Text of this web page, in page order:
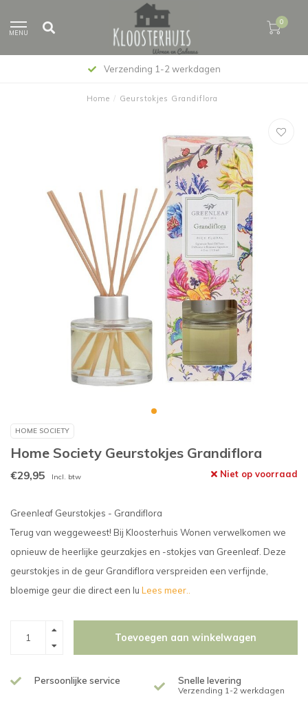
MENU
0
Verzending 1-2 werkdagen
Home / Geurstokjes Grandiflora
HOME SOCIETY
Home Society Geurstokjes Grandiflora
€29,95 Incl. btw Niet op voorraad
Greenleaf Geurstokjes - Grandiflora
Terug van weggeweest! Bij Kloosterhuis Wonen verwelkomen we
opnieuw de heerlijke geurzakjes en -stokjes van Greenleaf. Deze
geurstokjes in de geur Grandiflora verspreiden een verfijnde,
bloemige geur die direct een lu Lees meer..
Toevoegen aan winkelwagen
Persoonlijke service Snelle levering
Verzending 1-2 werkdagen